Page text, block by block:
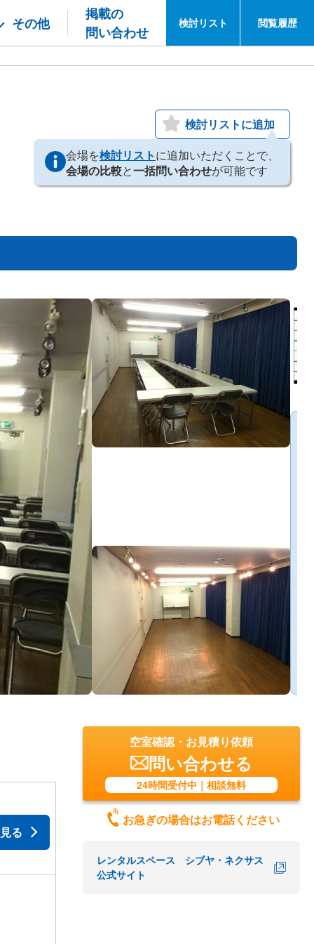
その他
掲載の
問い合わせ
検討リスト 閲覧履歴
検討リストに追加
会場を検討リストに追加いただくことで、
会場の比較と一括問い合わせが可能です
る
空室確認・お見積り依頼
問い合わせる
24時間受付中｜相談無料
お急ぎの場合はお電話ください
レンタルスペース シブヤ・ネクサス
公式サイト